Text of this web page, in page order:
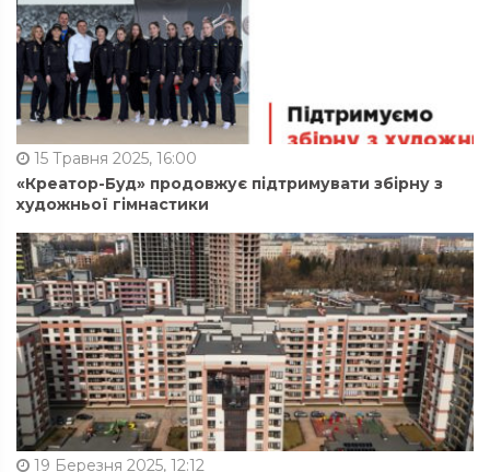
15 Травня 2025, 16:00
«Креатор-Буд» продовжує підтримувати збірну з
художньої гімнастики
19 Березня 2025, 12:12